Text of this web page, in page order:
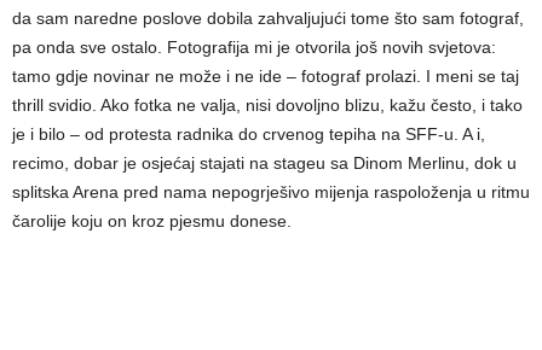
da sam naredne poslove dobila zahvaljujući tome što sam fotograf,
pa onda sve ostalo. Fotografija mi je otvorila još novih svjetova:
tamo gdje novinar ne može i ne ide – fotograf prolazi. I meni se taj
thrill svidio. Ako fotka ne valja, nisi dovoljno blizu, kažu često, i tako
je i bilo – od protesta radnika do crvenog tepiha na SFF-u. A i,
recimo, dobar je osjećaj stajati na stageu sa Dinom Merlinu, dok u
splitska Arena pred nama nepogrješivo mijenja raspoloženja u ritmu
čarolije koju on kroz pjesmu donese.